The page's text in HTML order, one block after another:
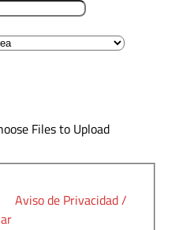
Files to Upload
Aviso de Privacidad /